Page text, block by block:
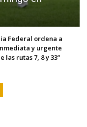
Federal ordena a
y urgente
rutas 7, 8 y 33”